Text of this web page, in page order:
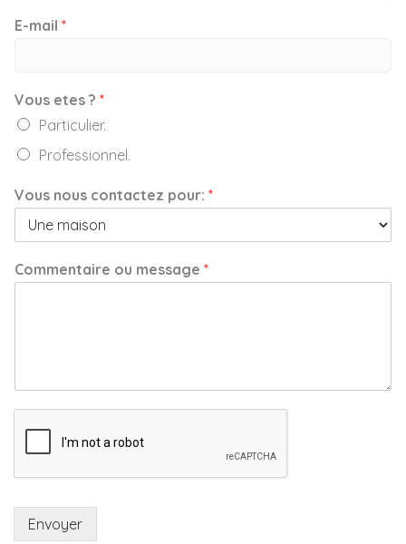
E-mail *
Vous etes ? *
Particulier.
Professionnel.
Vous nous contactez pour: *
Commentaire ou message *
Envoyer